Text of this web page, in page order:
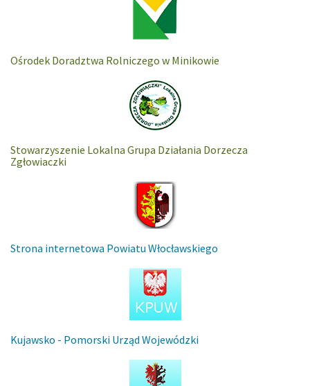
Ośrodek Doradztwa Rolniczego w Minikowie
Stowarzyszenie Lokalna Grupa Działania Dorzecza
Zgłowiaczki
Strona internetowa Powiatu Włocławskiego
Kujawsko - Pomorski Urząd Wojewódzki